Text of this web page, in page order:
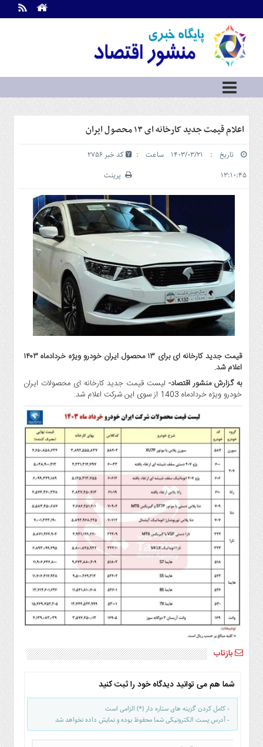
اطلاعات
تماس
ما
درباره
ما
سرویس
ها
بازار
سرمایه
و
بورس
و
شهری
گاز
و
پتروشیمی
صنعت
و
خودرو
استارت
آپ
و
فن
آوری
،
بیمه
و
ارز
دیجیتال
و
صنایع
غذایی
و
بین
الملل
روز
اعلام قیمت جدید کارخانه ای ۱۳ محصول ایران
تاریخ : ۱۴۰۳/۰۳/۲۱ ساعت :
۱۳:۱۰:۴۵
کد خبر 2756
پرینت
قیمت جدید کارخانه ای برای ۱۳ محصول ایران خودرو ویژه خردادماه ۱۴۰۳
اعلام شد.
به گزارش منشور اقتصاد-لیست قیمت جدید کارخانه ای محصولات ایران
خودرو ویژه خردادماه 1403 از سوی این شرکت اعلام شد.
بازتاب
شما هم می توانید دیدگاه خود را ثبت کنید
- کامل کردن گزینه های ستاره دار (*) الزامی است
- آدرس پست الکترونیکی شما محفوظ بوده و نمایش داده نخواهد شد